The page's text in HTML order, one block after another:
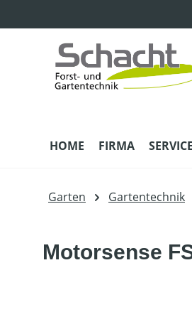
HOME FIRMA SERVICE
Garten Gartentechnik
Motorsense